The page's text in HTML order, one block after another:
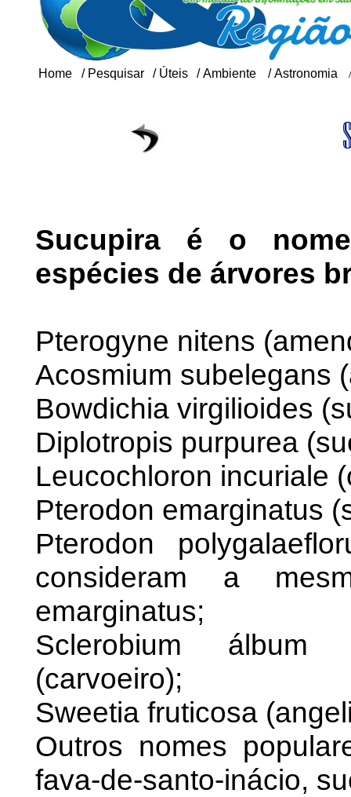
Home / Pesquisar / Úteis /Ambiente /Astronomia
Sucupira é o
espécies de árvores
Pterogyne nitens
Acosmium subelegans
Bowdichia virgilioides
Diplotropis purpurea
Leucochloron incuriale
Pterodon emarginatus
Pterodon
consideram a
emarginatus;
Sclerobium álbum
(carvoeiro);
Sweetia fruticosa
Outros nomes
fava-de-santo-inácio,